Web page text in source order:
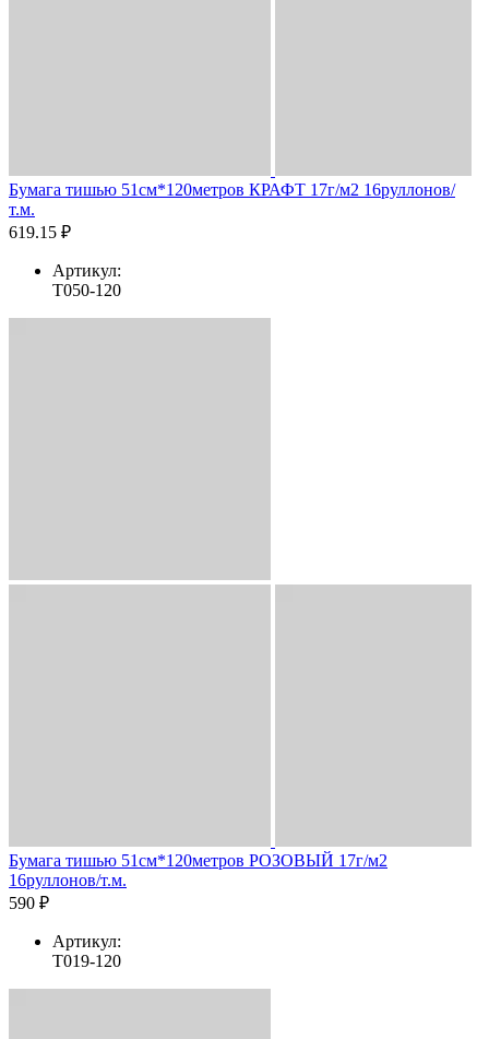
Бумага тишью 51см*120метров КРАФТ 17г/м2 16руллонов/
т.м.
619.15 ₽
Артикул:
T050-120
Бумага тишью 51см*120метров РОЗОВЫЙ 17г/м2
16руллонов/т.м.
590 ₽
Артикул:
T019-120